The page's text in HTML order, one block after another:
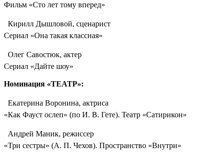
Фильм «Сто лет тому вперед»
 Кирилл Дышловой, сценарист
Сериал «Она такая классная»
 Олег Савостюк, актер
Сериал «Дайте шоу»
Номинация «ТЕАТР»:
 Екатерина Воронина, актриса
«Как Фауст ослеп» (по И. В. Гете). Театр «Сатирикон»
 Андрей Маник, режиссер
«Три сестры» (А. П. Чехов). Пространство «Внутри»